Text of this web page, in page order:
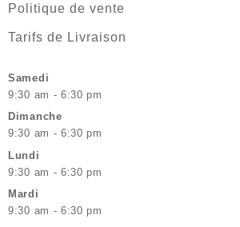
Politique de vente
Tarifs de Livraison
Samedi
9:30 am - 6:30 pm
Dimanche
9:30 am - 6:30 pm
Lundi
9:30 am - 6:30 pm
Mardi
9:30 am - 6:30 pm